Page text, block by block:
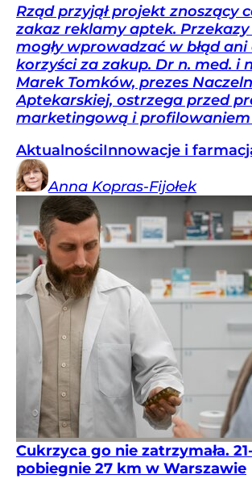
Rząd przyjął projekt znoszący
zakaz reklamy aptek.
mogły wprowadzać w błąd
korzyści za zakup. Dr n. med. i
Marek Tomków, prezes
Aptekarskiej, ostrzega przed
marketingową i profilowaniem
AktualnościInnowacje i
Anna Kopras-Fijołek
Cukrzyca go nie zatrzymała.
pobiegnie 27 km w Warszawie